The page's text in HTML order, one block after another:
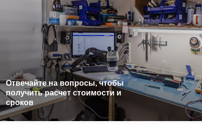
Отвечайте на вопросы, чтобы
получить расчет стоимости и
сроков